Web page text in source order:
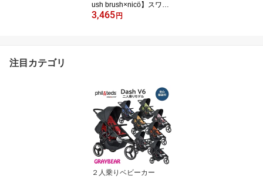
ush brush×nicö】スワド
ル【全3種】 おくるみ ガ
3,465 円
注目カテゴリ
２人乗りベビーカー